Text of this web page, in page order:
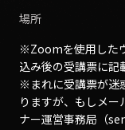
場所
※Zoomを使用した
込み後の受講票に記
※まれに受講票が迷
りますが、もしメ
ナー運営事務局（